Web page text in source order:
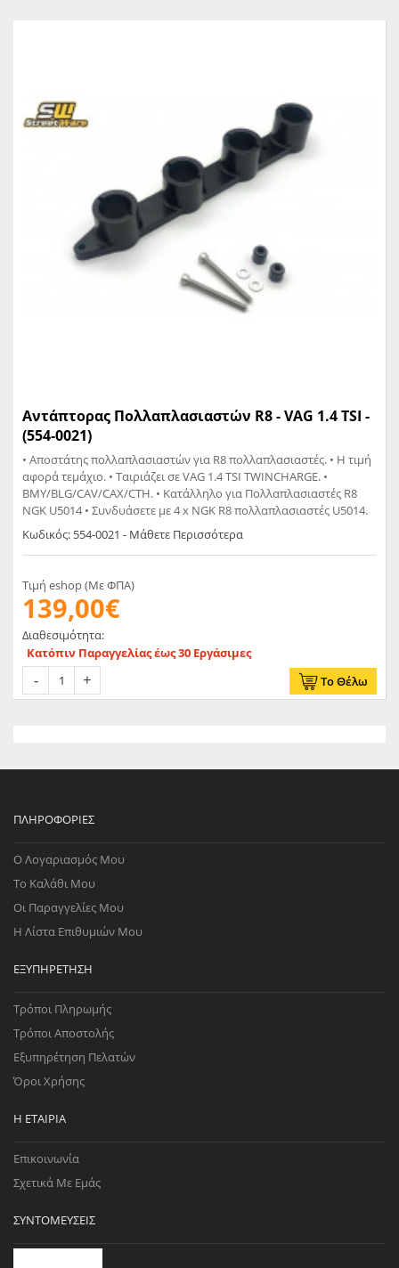
να τοποθετήσετε τους πολλαπλασιαστές από την αντίθετη
πλευρά.
Αντάπτορας Πολλαπλασιαστών R8 - VAG 1.4 TSI -
(554-0021)
• Αποστάτης πολλαπλασιαστών για R8 πολλαπλασιαστές. • H τιμή
αφορά τεμάχιο. • Ταιριάζει σε VAG 1.4 TSI TWINCHARGE. •
BMY/BLG/CAV/CAX/CTH. • Κατάλληλο για Πολλαπλασιαστές R8
NGK U5014 • Συνδυάσετε με 4 x NGK R8 πολλαπλασιαστές U5014.
Κωδικός: 554-0021 - Μάθετε Περισσότερα
Τιμή eshop (Με ΦΠΑ)
139,00€
Διαθεσιμότητα:
Κατόπιν Παραγγελίας έως 30 Εργάσιμες
Το Θέλω
ΠΛΗΡΟΦΟΡΊΕΣ
Ο Λογαριασμός Μου
Το Καλάθι Μου
Οι Παραγγελίες Μου
Η Λίστα Επιθυμιών Μου
ΕΞΥΠΗΡΈΤΗΣΗ
Τρόποι Πληρωμής
Τρόποι Αποστολής
Εξυπηρέτηση Πελατών
Όροι Χρήσης
Η ΕΤΑΙΡΊΑ
Επικοινωνία
Σχετικά Με Εμάς
ΣΥΝΤΟΜΕΎΣΕΙΣ